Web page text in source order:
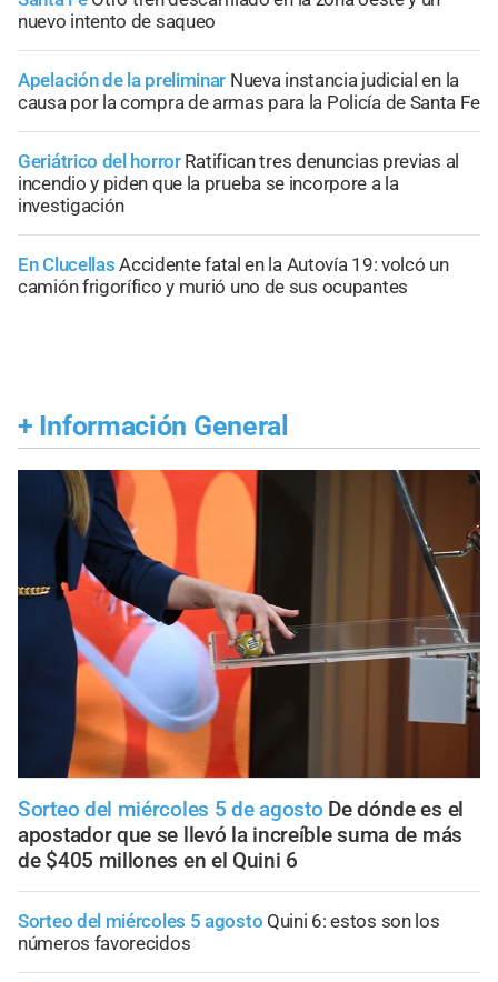
nuevo intento de saqueo
Apelación de la preliminar Nueva instancia judicial en la
causa por la compra de armas para la Policía de Santa Fe
Geriátrico del horror Ratifican tres denuncias previas al
incendio y piden que la prueba se incorpore a la
investigación
En Clucellas Accidente fatal en la Autovía 19: volcó un
camión frigorífico y murió uno de sus ocupantes
+ Información General
Sorteo del miércoles 5 de agosto De dónde es el
apostador que se llevó la increíble suma de más
de $405 millones en el Quini 6
Sorteo del miércoles 5 agosto Quini 6: estos son los
números favorecidos